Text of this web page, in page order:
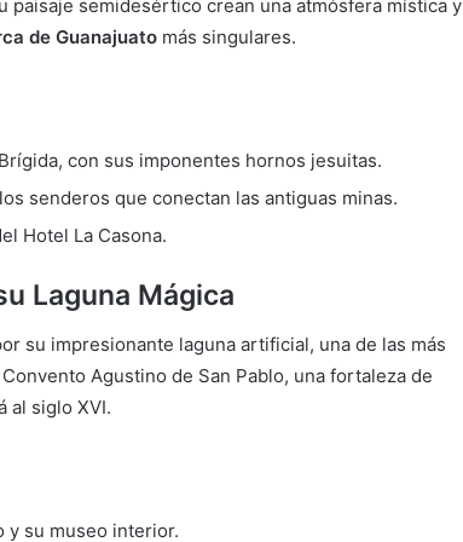
paisaje semidesértico crean una atmósfera mística y
de Guanajuato más singulares.
con sus imponentes hornos jesuitas.
senderos que conectan las antiguas minas.
Hotel La Casona.
Laguna Mágica
su impresionante laguna artificial, una de las más
Agustino de San Pablo, una fortaleza de
al siglo XVI.
y su museo interior.